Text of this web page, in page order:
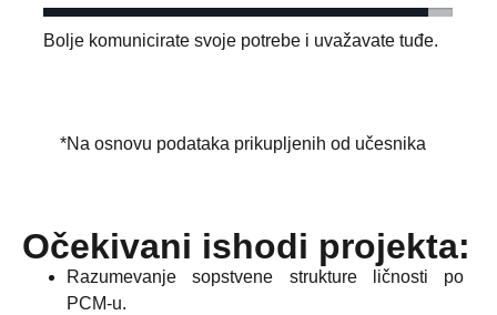
Bolje komunicirate svoje potrebe i uvažavate tuđe.
*Na osnovu podataka prikupljenih od učesnika
Očekivani ishodi projekta:
Razumevanje sopstvene strukture ličnosti po
PCM-u.